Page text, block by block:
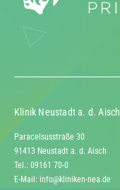
Klinik Neustadt a. d. Aisch
Paracelsusstraße 30
91413 Neustadt a. d. Aisch
Tel.: 09161 70-0
E-Mail: info@kliniken-nea.de